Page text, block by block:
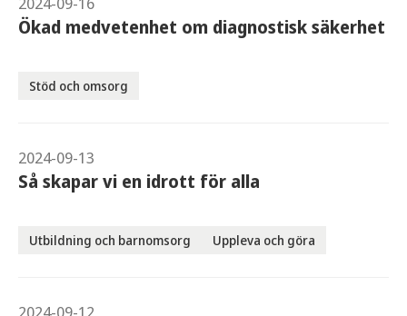
Ökad medvetenhet om diagnostisk säkerhet
Stöd och omsorg
2024-09-13
Så skapar vi en idrott för alla
Utbildning och barnomsorg Uppleva och göra